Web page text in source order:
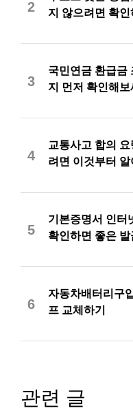
2
지 않으려면 확인
3
국민연금 환급금
지 먼저 확인해보
4
교통사고 합의
려면 이것부터 알
5
기본증명서 인터
확인하면 좋은 발
6
자동차배터리구
프 교체하기
관련 글